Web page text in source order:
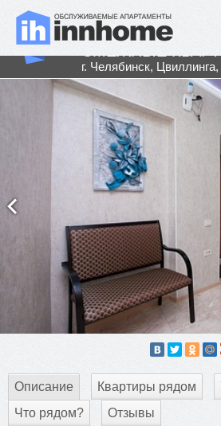
Duplex Arbat - 2
г. Челябинск,
Описание Квартиры рядом
Что рядом?
Отзывы